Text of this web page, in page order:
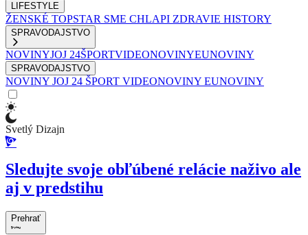
LIFESTYLE
ŽENSKÉ TOPSTAR SME CHLAPI ZDRAVIE HISTORY
SPRAVODAJSTVO
NOVINYJOJ 24ŠPORTVIDEONOVINYEUNOVINY
SPRAVODAJSTVO
NOVINY JOJ 24 ŠPORT VIDEONOVINY EUNOVINY
Svetlý Dizajn
Sledujte svoje obľúbené relácie naživo ale
aj v predstihu
Prehrať